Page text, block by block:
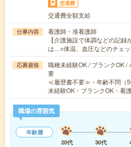
交通費
交通費全額支給
仕事内容
看護師・准看護師
【介護施設で体調などの記
は…○体温、血圧などのチェ
応募資格
職種未経験OK / ブランクOK /
要
≪履歴書不要≫・年齢不問（
未経験OK・ブランクOK・看
職場の雰囲気
年齢層
20代
30代